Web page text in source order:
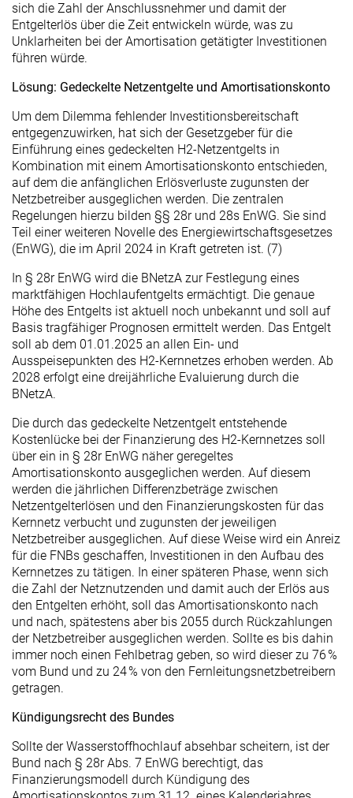
sich die Zahl der Anschlussnehmer und damit der
Entgelterlös über die Zeit entwickeln würde, was zu
Unklarheiten bei der Amortisation getätigter Investitionen
führen würde.
Lösung: Gedeckelte Netzentgelte und Amortisationskonto
Um dem Dilemma fehlender Investitionsbereitschaft
entgegenzuwirken, hat sich der Gesetzgeber für die
Einführung eines gedeckelten H2-Netzentgelts in
Kombination mit einem Amortisationskonto entschieden,
auf dem die anfänglichen Erlösverluste zugunsten der
Netzbetreiber ausgeglichen werden. Die zentralen
Regelungen hierzu bilden §§ 28r und 28s EnWG. Sie sind
Teil einer weiteren Novelle des Energiewirtschaftsgesetzes
(EnWG), die im April 2024 in Kraft getreten ist. (7)
In § 28r EnWG wird die BNetzA zur Festlegung eines
marktfähigen Hochlaufentgelts ermächtigt. Die genaue
Höhe des Entgelts ist aktuell noch unbekannt und soll auf
Basis tragfähiger Prognosen ermittelt werden. Das Entgelt
soll ab dem 01.01.2025 an allen Ein- und
Ausspeisepunkten des H2-Kernnetzes erhoben werden. Ab
2028 erfolgt eine dreijährliche Evaluierung durch die
BNetzA.
Die durch das gedeckelte Netzentgelt entstehende
Kostenlücke bei der Finanzierung des H2-Kernnetzes soll
über ein in § 28r EnWG näher geregeltes
Amortisationskonto ausgeglichen werden. Auf diesem
werden die jährlichen Differenzbeträge zwischen
Netzentgelterlösen und den Finanzierungskosten für das
Kernnetz verbucht und zugunsten der jeweiligen
Netzbetreiber ausgeglichen. Auf diese Weise wird ein Anreiz
für die FNBs geschaffen, Investitionen in den Aufbau des
Kernnetzes zu tätigen. In einer späteren Phase, wenn sich
die Zahl der Netznutzenden und damit auch der Erlös aus
den Entgelten erhöht, soll das Amortisationskonto nach
und nach, spätestens aber bis 2055 durch Rückzahlungen
der Netzbetreiber ausgeglichen werden. Sollte es bis dahin
immer noch einen Fehlbetrag geben, so wird dieser zu 76 %
vom Bund und zu 24 % von den Fernleitungsnetzbetreibern
getragen.
Kündigungsrecht des Bundes
Sollte der Wasserstoffhochlauf absehbar scheitern, ist der
Bund nach § 28r Abs. 7 EnWG berechtigt, das
Finanzierungsmodell durch Kündigung des